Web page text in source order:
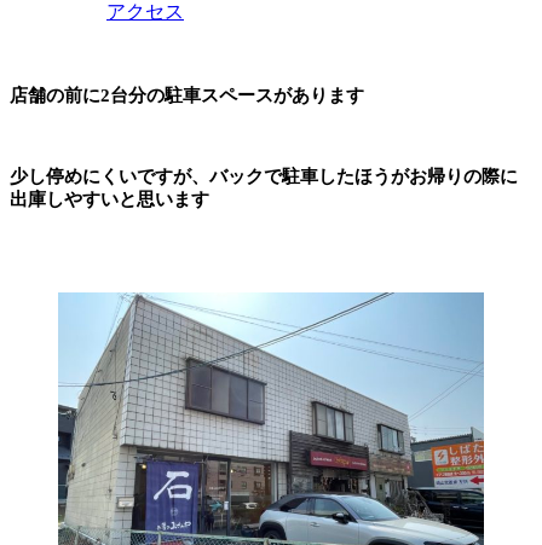
アクセス
店舗の前に2台分の駐車スペースがあります
少し停めにくいですが、バックで駐車したほうがお帰りの際に
出庫しやすいと思います